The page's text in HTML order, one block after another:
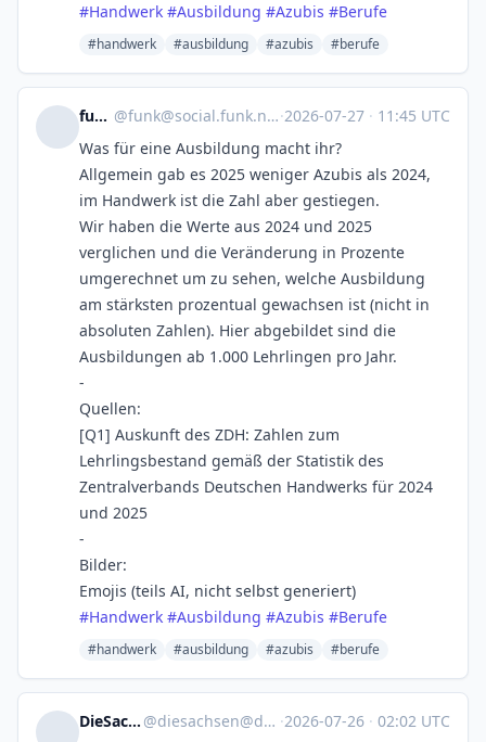
#Handwerk #Ausbildung #Azubis #Berufe
#handwerk #ausbildung #azubis #berufe
funk @funk@social.funk.net ·2026-07-27 · 11:45 UTC
Was für eine Ausbildung macht ihr?
Allgemein gab es 2025 weniger Azubis als 2024,
im Handwerk ist die Zahl aber gestiegen.
Wir haben die Werte aus 2024 und 2025
verglichen und die Veränderung in Prozente
umgerechnet um zu sehen, welche Ausbildung
am stärksten prozentual gewachsen ist (nicht in
absoluten Zahlen). Hier abgebildet sind die
Ausbildungen ab 1.000 Lehrlingen pro Jahr.
-
Quellen:
[Q1] Auskunft des ZDH: Zahlen zum
Lehrlingsbestand gemäß der Statistik des
Zentralverbands Deutschen Handwerks für 2024
und 2025
-
Bilder:
Emojis (teils AI, nicht selbst generiert)
#Handwerk #Ausbildung #Azubis #Berufe
#handwerk #ausbildung #azubis #berufe
DieSachsen @diesachsen@dju.social ·2026-07-26 · 02:02 UTC